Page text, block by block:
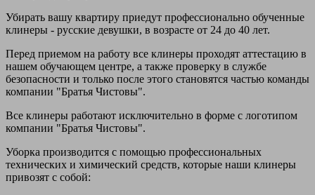
Убирать вашу квартиру приедут профессионально обученные
клинеры - русские девушки, в возрасте от 24 до 40 лет.
Перед приемом на работу все клинеры проходят аттестацию в
нашем обучающем центре, а также проверку в службе
безопасности и только после этого становятся частью команды
компании "Братья Чистовы".
Все клинеры работают исключительно в форме с логотипом
компании "Братья Чистовы".
Уборка производится с помощью профессиональных
технических и химический средств, которые наши клинеры
привозят с собой: